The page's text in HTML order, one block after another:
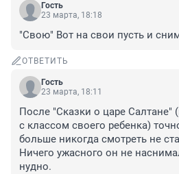
Гость
23 марта, 18:18
"Свою" Вот на свои пусть и
ОТВЕТИТЬ
Гость
23 марта, 18:11
После "Сказки о царе Салтане"
с классом своего ребенка)
больше никогда смотреть не
Ничего ужасного он не
нудно.